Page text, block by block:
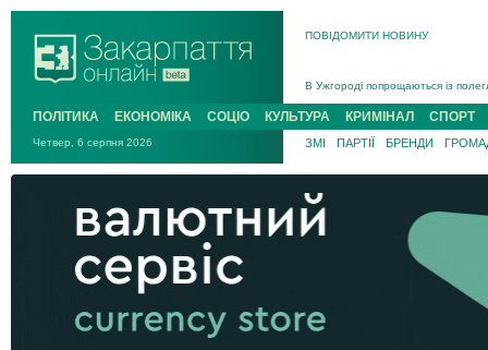
ПОВІДОМИТИ НОВИНУ
В Ужгороді попрощаються із
В Ужгороді 5 серпня
На війні з рф поліг військовий з
Інструктора районного ТЦК на
ПОЛІТИКА ЕКОНОМІКА СОЦІО КУЛЬТУРА КРИМІНАЛ СПОРТ
Четвер, 6 серпня 2026 ЗМІ ПАРТІЇ БРЕНДИ